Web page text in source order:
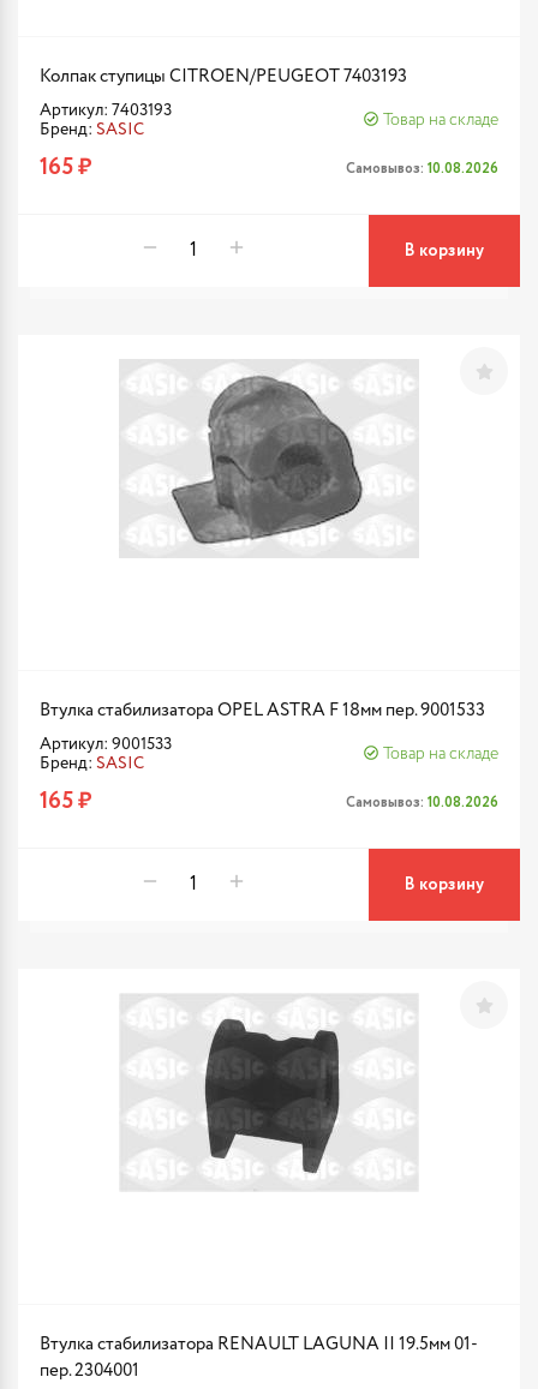
Колпак ступицы CITROEN/PEUGEOT 7403193
Артикул: 7403193
Бренд: SASIC
Товар на складе
165 ₽ Самовывоз: 10.08.2026
В корзину
Втулка стабилизатора OPEL ASTRA F 18мм пер. 9001533
Артикул: 9001533
Бренд: SASIC
Товар на складе
165 ₽ Самовывоз: 10.08.2026
В корзину
Втулка стабилизатора RENAULT LAGUNA II 19.5мм 01-
пер. 2304001